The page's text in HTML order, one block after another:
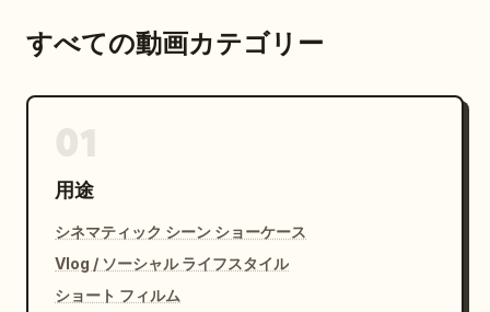
すべての動画カテゴリー
用途
シネマティック シーン ショーケース
Vlog / ソーシャル ライフスタイル
ショート フィルム